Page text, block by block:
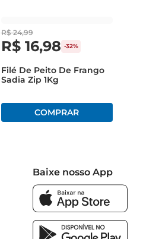
R$ 24,99
R$ 16,98 -32%
Filé De Peito De Frango
Sadia Zip 1Kg
Baixe nosso App